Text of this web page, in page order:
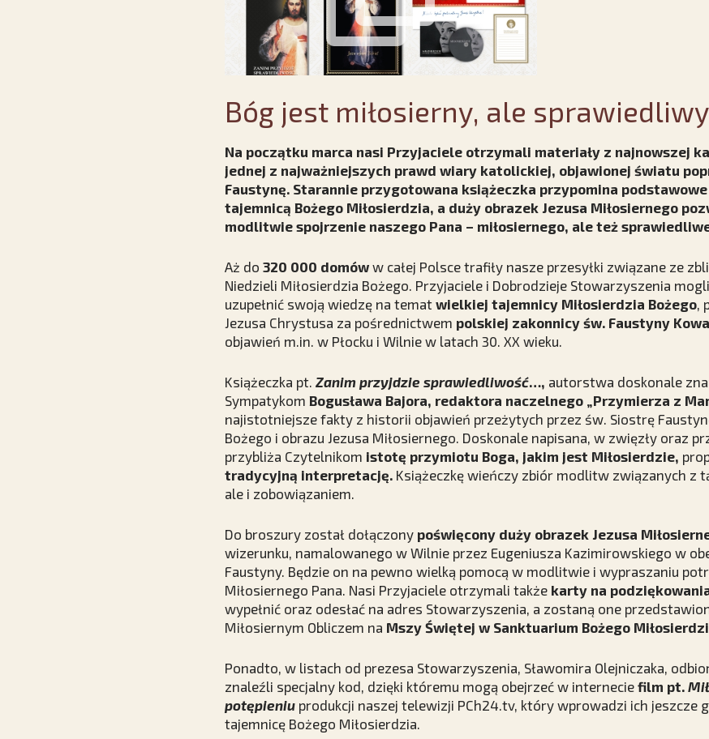
Bóg jest miłosierny, ale
Na początku marca nasi Przyjaciele otrzymali materiały z najnowszej
jednej z najważniejszych prawd wiary katolickiej, objawionej światu
Faustynę. Starannie przygotowana książeczka przypomina
tajemnicą Bożego Miłosierdzia, a duży obrazek Jezusa Miłosiernego
modlitwie spojrzenie naszego Pana – miłosiernego, ale też
Aż do 320 000 domów w całej Polsce trafiły nasze przesyłki związane ze
Niedzieli Miłosierdzia Bożego. Przyjaciele i Dobrodzieje Stowarzyszenia
uzupełnić swoją wiedzę na temat wielkiej tajemnicy Miłosierdzia Bożego,
Jezusa Chrystusa za pośrednictwem polskiej zakonnicy św. Faustyny
objawień m.in. w Płocku i Wilnie w latach 30. XX wieku.
Książeczka pt. Zanim przyjdzie sprawiedliwość…, autorstwa doskonale
Sympatykom Bogusława Bajora, redaktora naczelnego „Przymierza z
najistotniejsze fakty z historii objawień przeżytych przez św. Siostrę
Bożego i obrazu Jezusa Miłosiernego. Doskonale napisana, w zwięzły oraz
przybliża Czytelnikom istotę przymiotu Boga, jakim jest Miłosierdzie,
tradycyjną interpretację. Książeczkę wieńczy zbiór modlitw związanych z
ale i zobowiązaniem.
Do broszury został dołączony poświęcony duży obrazek Jezusa
wizerunku, namalowanego w Wilnie przez Eugeniusza Kazimirowskiego w
Faustyny. Będzie on na pewno wielką pomocą w modlitwie i wypraszaniu
Miłosiernego Pana. Nasi Przyjaciele otrzymali także karty na
wypełnić oraz odesłać na adres Stowarzyszenia, a zostaną one
Miłosiernym Obliczem na Mszy Świętej w Sanktuarium Bożego
Ponadto, w listach od prezesa Stowarzyszenia, Sławomira Olejniczaka,
znaleźli specjalny kod, dzięki któremu mogą obejrzeć w internecie film pt.
potępieniu produkcji naszej telewizji PCh24.tv, który wprowadzi ich jeszcze
tajemnicę Bożego Miłosierdzia.